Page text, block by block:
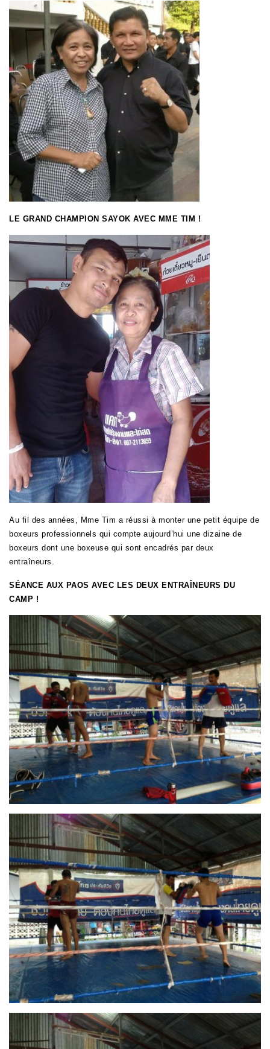
LE GRAND CHAMPION SAYOK AVEC MME TIM !
Au fil des années, Mme Tim a réussi à monter une petit équipe de
boxeurs professionnels qui compte aujourd’hui une dizaine de
boxeurs dont une boxeuse qui sont encadrés par deux
entraîneurs.
SÉANCE AUX PAOS AVEC LES DEUX ENTRAÎNEURS DU
CAMP !